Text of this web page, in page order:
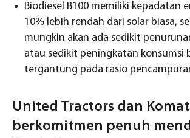
Biodiesel B100 memiliki kepadatan
10% lebih rendah dari solar biasa,
mungkin akan ada sedikit
atau sedikit peningkatan konsumsi
tergantung pada rasio
United Tractors dan
berkomitmen penuh